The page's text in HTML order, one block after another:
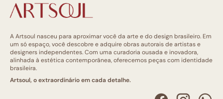
A Artsoul nasceu para aproximar você da arte e do design brasileiro. Em
um só espaço, você descobre e adquire obras autorais de artistas e
designers independentes. Com uma curadoria ousada e inovadora,
alinhada à estética contemporânea, oferecemos peças com identidade
brasileira.
Artsoul, o extraordinário em cada detalhe.